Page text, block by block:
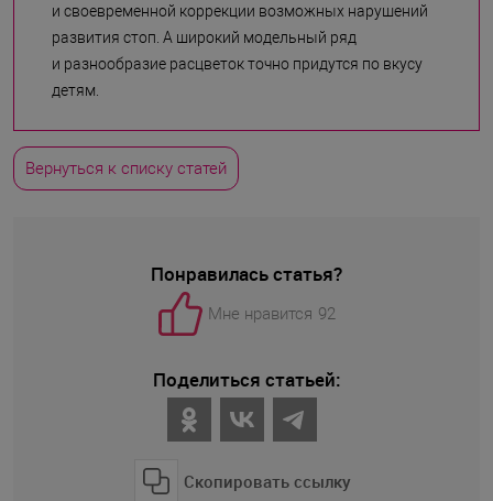
и своевременной коррекции возможных нарушений
развития стоп. А широкий модельный ряд
и разнообразие расцветок точно придутся по вкусу
детям.
Вернуться к списку статей
Понравилась статья?
Мне нравится 92
Поделиться статьей:
Скопировать ссылку